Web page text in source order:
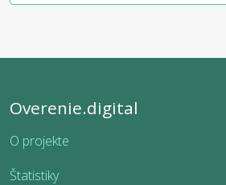
Overenie.digital
O projekte
Štatistiky